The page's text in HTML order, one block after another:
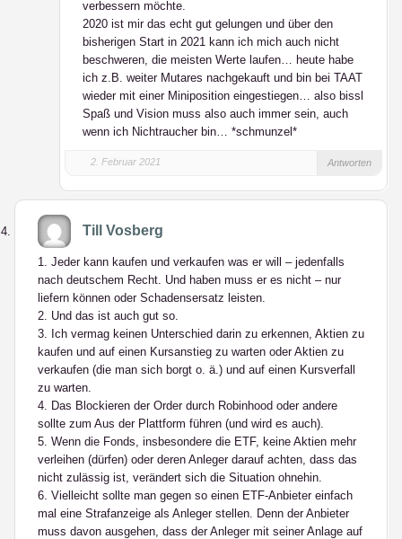
verbessern möchte.
2020 ist mir das echt gut gelungen und über den
bisherigen Start in 2021 kann ich mich auch nicht
beschweren, die meisten Werte laufen… heute habe
ich z.B. weiter Mutares nachgekauft und bin bei TAAT
wieder mit einer Miniposition eingestiegen… also bissl
Spaß und Vision muss also auch immer sein, auch
wenn ich Nichtraucher bin… *schmunzel*
2. Februar 2021 Antworten
Till Vosberg
1. Jeder kann kaufen und verkaufen was er will – jedenfalls
nach deutschem Recht. Und haben muss er es nicht – nur
liefern können oder Schadensersatz leisten.
2. Und das ist auch gut so.
3. Ich vermag keinen Unterschied darin zu erkennen, Aktien zu
kaufen und auf einen Kursanstieg zu warten oder Aktien zu
verkaufen (die man sich borgt o. ä.) und auf einen Kursverfall
zu warten.
4. Das Blockieren der Order durch Robinhood oder andere
sollte zum Aus der Plattform führen (und wird es auch).
5. Wenn die Fonds, insbesondere die ETF, keine Aktien mehr
verleihen (dürfen) oder deren Anleger darauf achten, dass das
nicht zulässig ist, verändert sich die Situation ohnehin.
6. Vielleicht sollte man gegen so einen ETF-Anbieter einfach
mal eine Strafanzeige als Anleger stellen. Denn der Anbieter
muss davon ausgehen, dass der Anleger mit seiner Anlage auf